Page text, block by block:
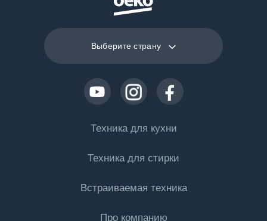
Выберите страну
Техника для кухни
Холодильная техника
Холодильники
Морозильные камеры
Техника для стирки
Стиральные машины
Встраиваемая техника
Про компанию